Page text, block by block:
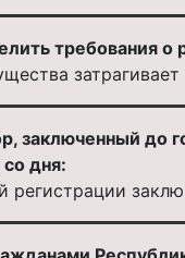
требования
заключенный до
со дня:
регистрации